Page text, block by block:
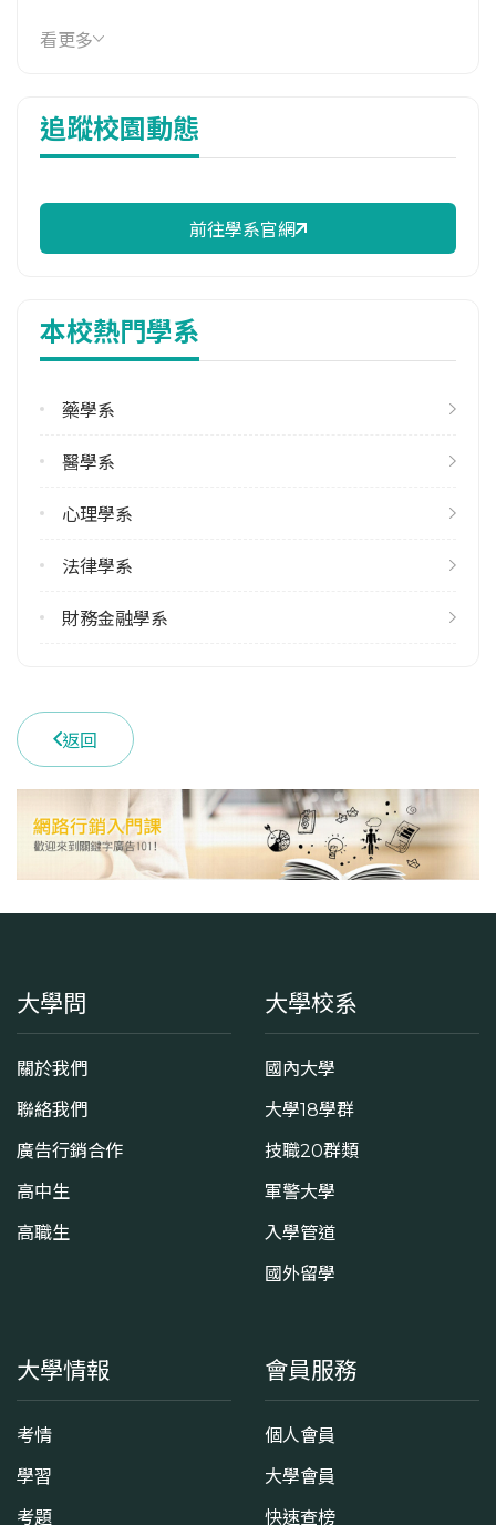
114年學費
17,850 元/學期
7,380 元/學期
114年註冊率
113學年度上學期
113學年度下學期
29
修輔系人數
33
113學年度下學期
113學年度上學期
41
學系電話
(02)33661243
學系地址
臺北市中正區羅斯福路四段1號
看更多
追蹤校園動態
前往學系官網
本校熱門學系
藥學系
醫學系
心理學系
法律學系
財務金融學系
返回
大學問
關於我們
聯絡我們
廣告行銷合作
高中生
高職生
大學校系
國內大學
大學18學群
技職20群類
軍警大學
入學管道
國外留學
大學情報
考情
學習
考題
會員服務
個人會員
大學會員
快速查榜